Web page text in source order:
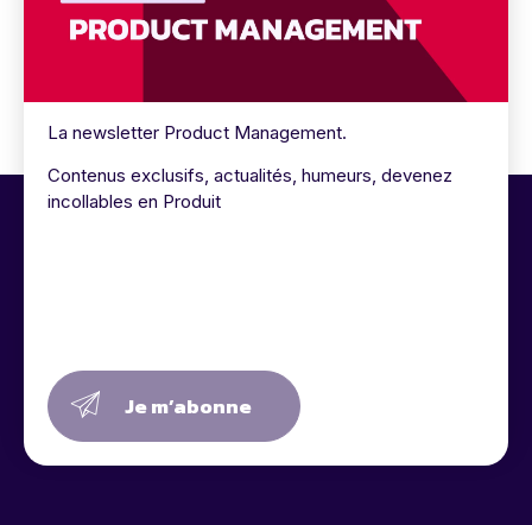
La newsletter Product Management.
Contenus exclusifs, actualités, humeurs, devenez
incollables en Produit
Je m’abonne